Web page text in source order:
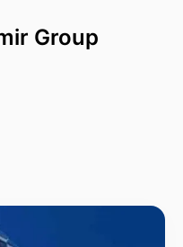
Group